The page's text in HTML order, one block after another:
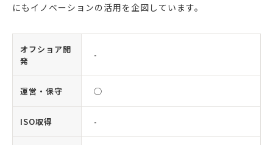
にもイノベーションの活用を企図しています。
オフショア開
発
-
運営・保守 ◯
ISO取得 -